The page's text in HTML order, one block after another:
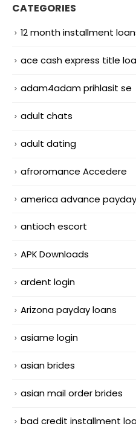
CATEGORIES
12 month installment
ace cash express title
adam4adam prihlasit se
adult chats
adult dating
afroromance Accedere
america advance
antioch escort
APK Downloads
ardent login
Arizona payday loans
asiame login
asian brides
asian mail order brides
bad credit installment